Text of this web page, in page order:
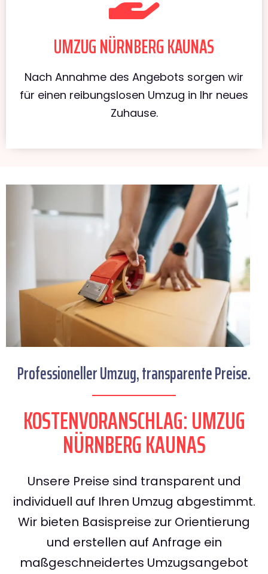
UMZUG NÜRNBERG KAUNAS
Nach Annahme des Angebots sorgen wir
für einen reibungslosen Umzug in Ihr neues
Zuhause.
Professioneller Umzug, transparente Preise.
KOSTENVORANSCHLAG: UMZUG
NÜRNBERG KAUNAS
Unsere Preise sind transparent und
individuell auf Ihren Umzug abgestimmt.
Wir bieten Basispreise zur Orientierung
und erstellen auf Anfrage ein
maßgeschneidertes Umzugsangebot